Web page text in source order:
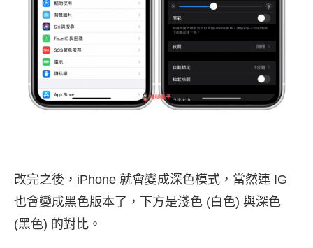
改完之後，iPhone 就會變成深色模式，當然連 IG
也會變成黑色版本了，下方是淺色 (白色) 與深色
(黑色) 的對比。